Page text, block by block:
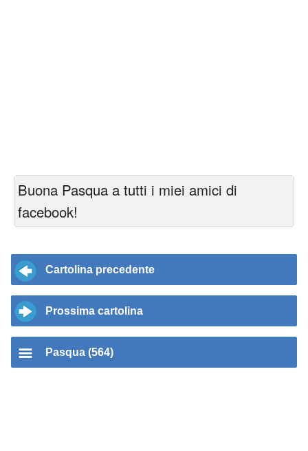
Buona Pasqua a tutti i miei amici di
facebook!
Cartolina precedente
Prossima cartolina
Pasqua (564)